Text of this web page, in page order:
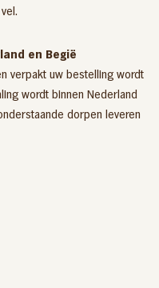
en Begië
verpakt uw bestelling wordt
wordt binnen Nederland
dorpen leveren